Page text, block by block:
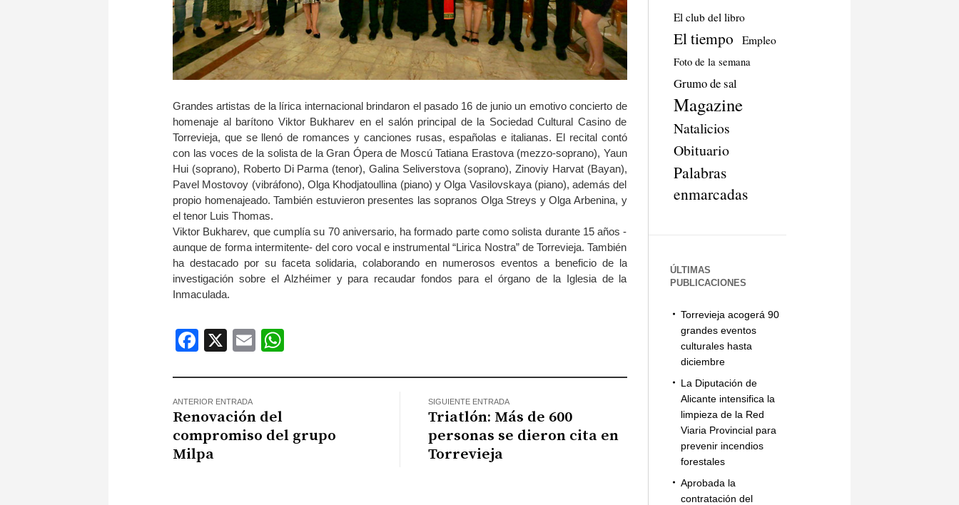
Grandes artistas de la lírica internacional brindaron el pasado 16 de junio un emotivo concierto de
homenaje al barítono Viktor Bukharev en el salón principal de la Sociedad Cultural Casino de
Torrevieja, que se llenó de romances y canciones rusas, españolas e italianas. El recital contó
con las voces de la solista de la Gran Ópera de Moscú Tatiana Erastova (mezzo-soprano), Yaun
Hui (soprano), Roberto Di Parma (tenor), Galina Seliverstova (soprano), Zinoviy Harvat (Bayan),
Pavel Mostovoy (vibráfono), Olga Khodjatoullina (piano) y Olga Vasilovskaya (piano), además del
propio homenajeado. También estuvieron presentes las sopranos Olga Streys y Olga Arbenina, y
el tenor Luis Thomas.
Viktor Bukharev, que cumplía su 70 aniversario, ha formado parte como solista durante 15 años -
aunque de forma intermitente- del coro vocal e instrumental “Lirica Nostra” de Torrevieja. También
ha destacado por su faceta solidaria, colaborando en numerosos eventos a beneficio de la
investigación sobre el Alzhéimer y para recaudar fondos para el órgano de la Iglesia de la
Inmaculada.
Facebook
X Email
ANTERIOR ENTRADA
Renovación del
compromiso del grupo
Milpa
SIGUIENTE ENTRADA
Triatlón: Más de 600
personas se dieron cita en
Torrevieja
El club del libro
El tiempo Empleo
Foto de la semana
Grumo de sal
Magazine
Natalicios
Obituario
Palabras
enmarcadas
ÚLTIMAS
PUBLICACIONES
Torrevieja acogerá 90
grandes eventos
culturales hasta
diciembre
La Diputación de
Alicante intensifica la
limpieza de la Red
Viaria Provincial para
prevenir incendios
forestales
Aprobada la
contratación del